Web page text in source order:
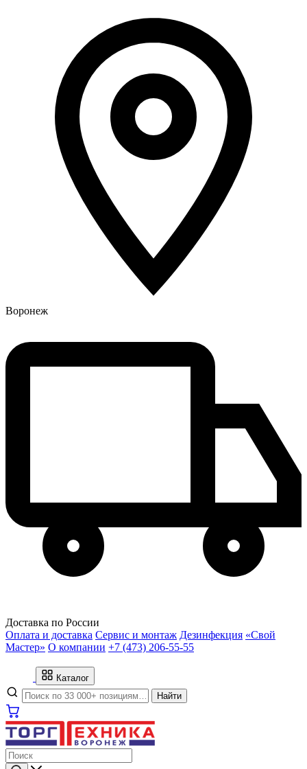
Воронеж
Доставка по России
Оплата и доставка Сервис и монтаж Дезинфекция «Свой
Мастер» О компании +7 (473) 206-55-55
Каталог
Найти